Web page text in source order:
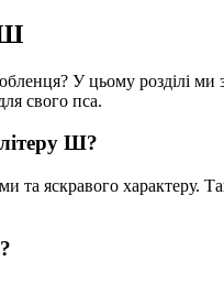
Ш
У цьому розділі
свого пса.
Ш?
та яскравого